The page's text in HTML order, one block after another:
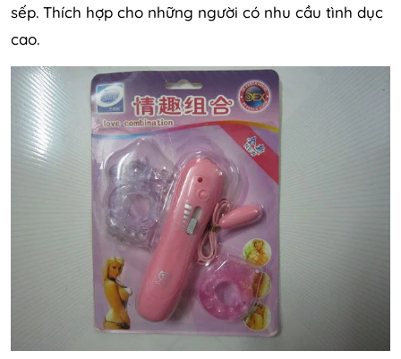
sếp. Thích hợp cho những người có nhu cầu tình dục
cao.